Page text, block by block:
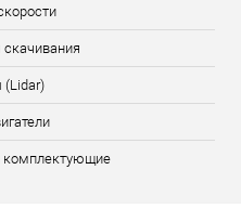
скачивания
комплектующие